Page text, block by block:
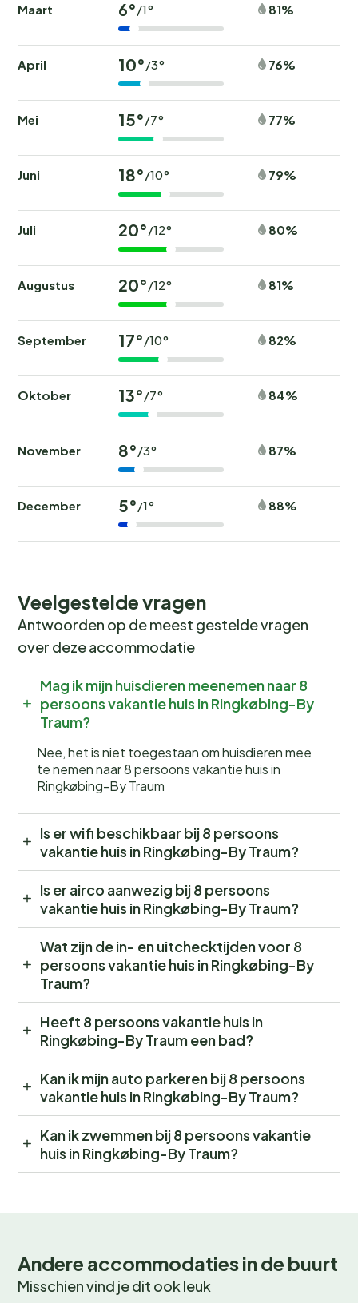
Maart 6°/1° 81%
April 10°/3° 76%
Mei 15°/7° 77%
Juni 18°/10° 79%
Juli 20°/12° 80%
Augustus 20°/12° 81%
September 17°/10° 82%
Oktober 13°/7° 84%
November 8°/3° 87%
December 5°/1° 88%
Veelgestelde vragen
Antwoorden op de meest gestelde vragen
over deze accommodatie
Mag ik mijn huisdieren meenemen naar 8
persoons vakantie huis in Ringkøbing-By
Traum?
Nee, het is niet toegestaan om huisdieren mee
te nemen naar 8 persoons vakantie huis in
Ringkøbing-By Traum
Is er wifi beschikbaar bij 8 persoons
vakantie huis in Ringkøbing-By Traum?
Is er airco aanwezig bij 8 persoons
vakantie huis in Ringkøbing-By Traum?
Wat zijn de in- en uitchecktijden voor 8
persoons vakantie huis in Ringkøbing-By
Traum?
Heeft 8 persoons vakantie huis in
Ringkøbing-By Traum een bad?
Kan ik mijn auto parkeren bij 8 persoons
vakantie huis in Ringkøbing-By Traum?
Kan ik zwemmen bij 8 persoons vakantie
huis in Ringkøbing-By Traum?
Andere accommodaties in de buurt
Misschien vind je dit ook leuk